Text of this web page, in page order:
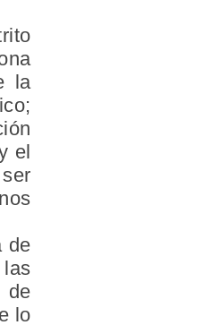
la
el
de
de
lo